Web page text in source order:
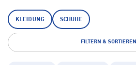
KLEIDUNG SCHUHE
FILTERN & SORTIEREN